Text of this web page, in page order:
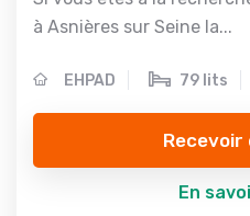
à Asnières sur Seine la...
EHPAD 79 lits
Recevoir
En